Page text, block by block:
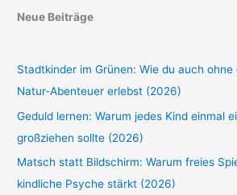
Neue Beiträge
Stadtkinder im Grünen: Wie du auch ohne
Natur-Abenteuer erlebst (2026)
Geduld lernen: Warum jedes Kind einmal
großziehen sollte (2026)
Matsch statt Bildschirm: Warum freies
kindliche Psyche stärkt (2026)